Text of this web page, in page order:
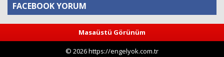
FACEBOOK YORUM
Yorum
Masaüstü Görünüm
© 2026 https://engelyok.com.tr